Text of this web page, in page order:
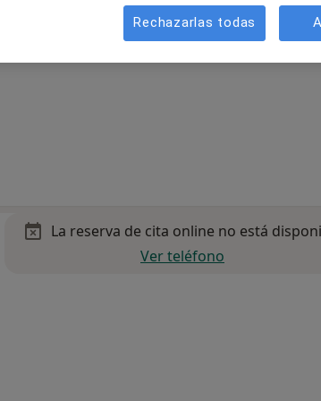
La reserva de cita online no está
Ver teléfono
Rechazarlas todas